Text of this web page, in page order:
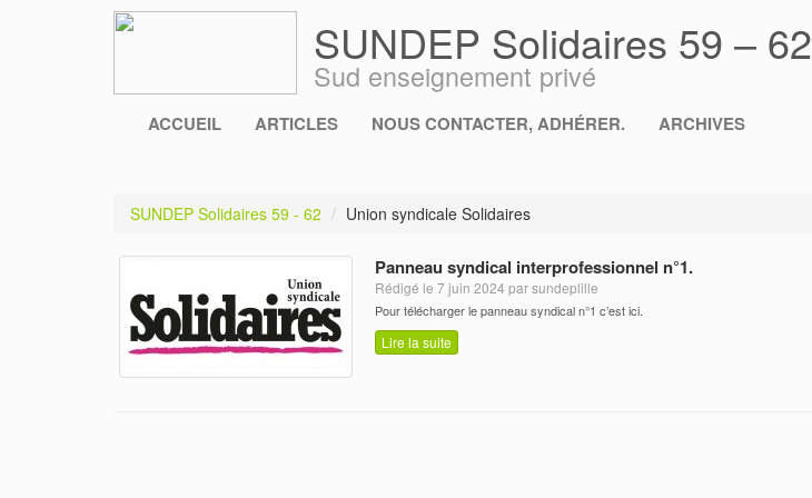
SUNDEP Solidaires 59 – 62
Sud enseignement privé
ACCUEIL ARTICLES NOUS CONTACTER, ADHÉRER. ARCHIVES
SUNDEP Solidaires 59 - 62 Union syndicale Solidaires
Panneau syndical interprofessionnel n°1.
Rédigé le 7 juin 2024 par sundeplille
Pour télécharger le panneau syndical n°1 c’est ici.
Lire la suite